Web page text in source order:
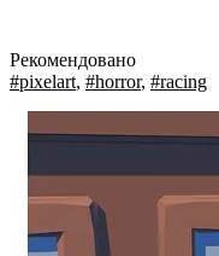
Рекомендовано
#pixelart, #horror, #racing